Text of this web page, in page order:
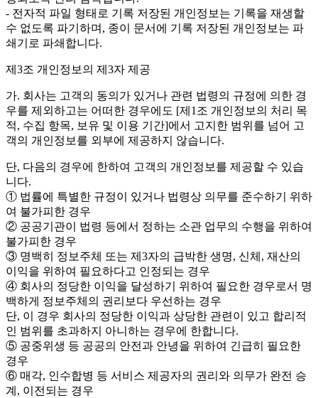
- 전자적 파일 형태로 기록 저장된 개인정보는 기록을 재생할
수 없도록 파기하며, 종이 문서에 기록 저장된 개인정보는 파
쇄기로 파쇄합니다.
제3조 개인정보의 제3자 제공
가. 회사는 고객의 동의가 있거나 관련 법령의 규정에 의한 경
우를 제외하고는 어떠한 경우에도 [제1조 개인정보의 처리 목
적, 수집 항목, 보유 및 이용 기간]에서 고지한 범위를 넘어 고
객의 개인정보를 외부에 제공하지 않습니다.
단, 다음의 경우에 한하여 고객의 개인정보를 제공할 수 있습
니다.
① 법률에 특별한 규정이 있거나 법령상 의무를 준수하기 위하
여 불가피한 경우
② 공공기관이 법령 등에서 정하는 소관 업무의 수행을 위하여
불가피한 경우
③ 명백히 정보주체 또는 제3자의 급박한 생명, 신체, 재산의
이익을 위하여 필요하다고 인정되는 경우
④ 회사의 정당한 이익을 달성하기 위하여 필요한 경우로서 명
백하게 정보주체의 권리보다 우선하는 경우
단, 이 경우 회사의 정당한 이익과 상당한 관련이 있고 합리적
인 범위를 초과하지 아니하는 경우에 한합니다.
⑤ 공중위생 등 공공의 안전과 안녕을 위하여 긴급히 필요한
경우
⑥ 매각, 인수합병 등 서비스 제공자의 권리와 의무가 완전 승
계, 이전되는 경우